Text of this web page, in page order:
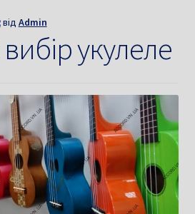
від Admin
укулеле